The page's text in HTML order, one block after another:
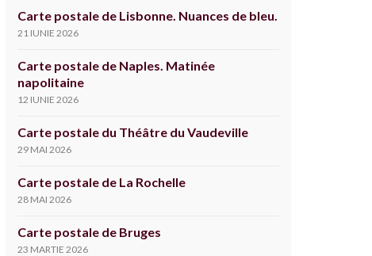
Carte postale de Lisbonne. Nuances de bleu.
21 IUNIE 2026
Carte postale de Naples. Matinée
napolitaine
12 IUNIE 2026
Carte postale du Théâtre du Vaudeville
29 MAI 2026
Carte postale de La Rochelle
28 MAI 2026
Carte postale de Bruges
23 MARTIE 2026